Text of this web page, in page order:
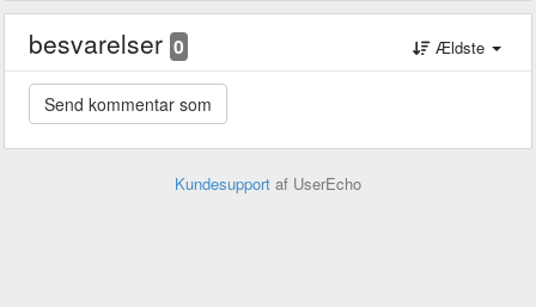
besvarelser 0 Ældste
Kundesupport af UserEcho